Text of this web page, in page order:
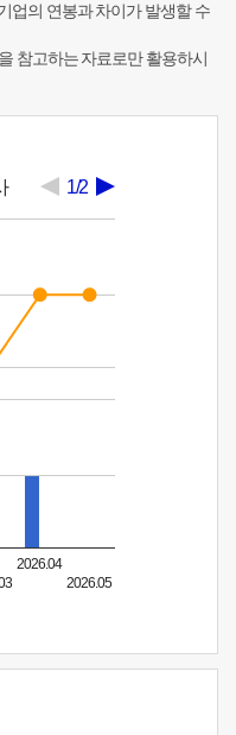
업의 연봉과 차이가 발생할 수
참고하는 자료로만 활용하시
1/2
2026.04
2026.05